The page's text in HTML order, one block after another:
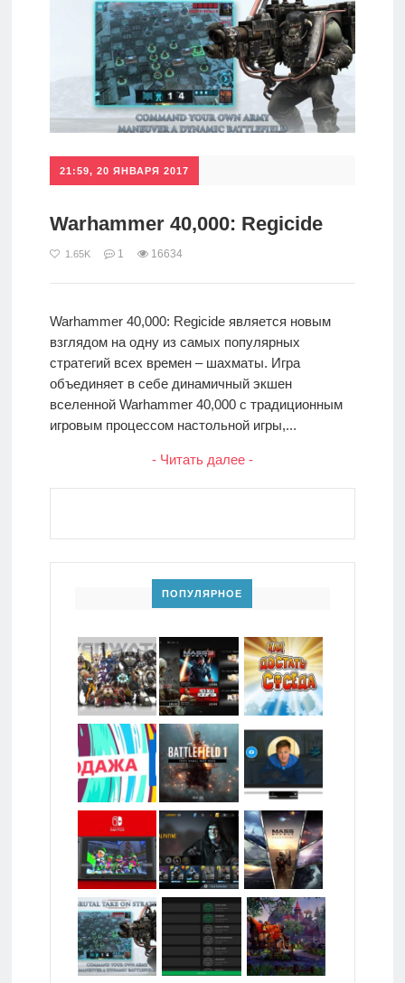
21:59, 20 ЯНВАРЯ 2017
Warhammer 40,000: Regicide
1.65K 1 16634
Warhammer 40,000: Regicide является новым
взглядом на одну из самых популярных
стратегий всех времен – шахматы. Игра
объединяет в себе динамичный экшен
вселенной Warhammer 40,000 с традиционным
игровым процессом настольной игры,...
- Читать далее -
ПОПУЛЯРНОЕ